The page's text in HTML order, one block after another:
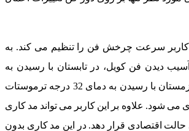
سرعت چرخش فن را تنظیم می کند. به
دیدن فن کویل، در تابستان با رسیدن به
دمای 16 درجه و در زمستان با رسیدن به دمای 32 درجه ترموستات
می شود. علاوه بر این کاربر می تواند مد کاری
اقتصادی قرار دهد. در این مد کاری بدون